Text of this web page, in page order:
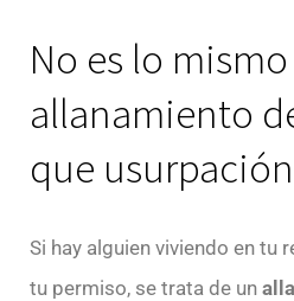
No es lo mismo
allanamiento
que usurpación
Si hay alguien viviendo en tu
tu permiso, se trata de un